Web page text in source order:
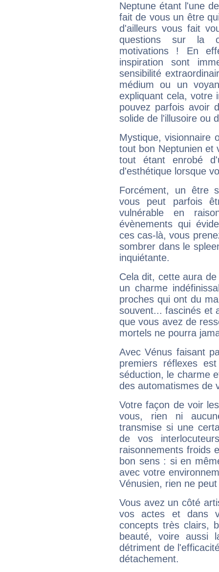
Neptune étant l'une
fait de vous un être
d'ailleurs vous fait
questions sur la
motivations ! En
inspiration sont
sensibilité
médium ou un
expliquant cela, votre
pouvez parfois avoir
solide de l'illusoire ou
Mystique, visionnaire
tout bon Neptunien et
tout étant enrobé
d'esthétique lorsque
Forcément, un être
vous peut parfois
vulnérable en
évènements qui
ces cas-là, vous
sombrer dans le
inquiétante.
Cela dit, cette aura
un charme
proches qui ont du
souvent... fascinés et
que vous avez de
mortels ne pourra
Avec Vénus faisant
premiers réflexes
séduction, le charme
des automatismes de
Votre façon de voir
vous, rien ni
transmise si une
de vos
raisonnements froids
bon sens : si en
avec votre
Vénusien, rien ne
Vous avez un côté
vos actes et dans
concepts très clairs,
beauté, voire aussi
détriment de
détachement.